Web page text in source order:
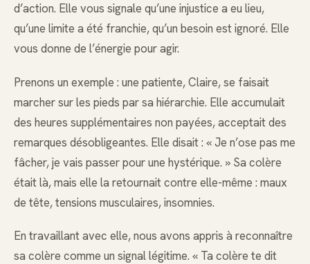
d’action. Elle vous signale qu’une injustice a eu lieu,
qu’une limite a été franchie, qu’un besoin est ignoré. Elle
vous donne de l’énergie pour agir.
Prenons un exemple : une patiente, Claire, se faisait
marcher sur les pieds par sa hiérarchie. Elle accumulait
des heures supplémentaires non payées, acceptait des
remarques désobligeantes. Elle disait : « Je n’ose pas me
fâcher, je vais passer pour une hystérique. » Sa colère
était là, mais elle la retournait contre elle-même : maux
de tête, tensions musculaires, insomnies.
En travaillant avec elle, nous avons appris à reconnaître
sa colère comme un signal légitime. « Ta colère te dit